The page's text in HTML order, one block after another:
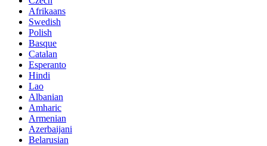
Afrikaans
Swedish
Polish
Basque
Catalan
Esperanto
Hindi
Lao
Albanian
Amharic
Armenian
Azerbaijani
Belarusian